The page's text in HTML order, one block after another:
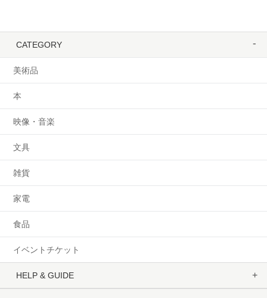
CATEGORY
美術品
本
映像・音楽
文具
雑貨
家電
食品
イベントチケット
HELP & GUIDE